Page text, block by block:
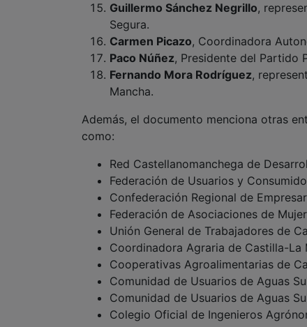
Guillermo Sánchez Negrillo,
Segura.
Carmen Picazo, Coordinadora
Paco Núñez, Presidente del Partido
Fernando Mora Rodríguez,
Mancha.
Además, el documento menciona otras
como:
Red Castellanomanchega de
Federación de Usuarios y
Confederación Regional de
Federación de Asociaciones de
Unión General de Trabajadores de
Coordinadora Agraria de Castilla-La
Cooperativas Agroalimentarias de
Comunidad de Usuarios de Aguas
Comunidad de Usuarios de Aguas
Colegio Oficial de Ingenieros